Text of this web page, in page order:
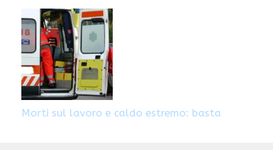
Morti sul lavoro e caldo estremo: basta